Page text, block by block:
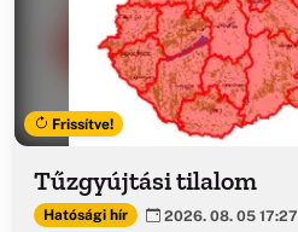
Frissítve!
Tűzgyújtási tilalom
Hatósági hír 2026. 08. 05 17:27